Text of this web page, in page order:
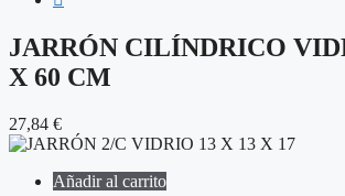
JARRÓN CILÍNDRICO
X 60 CM
27,84 €
Añadir al carrito